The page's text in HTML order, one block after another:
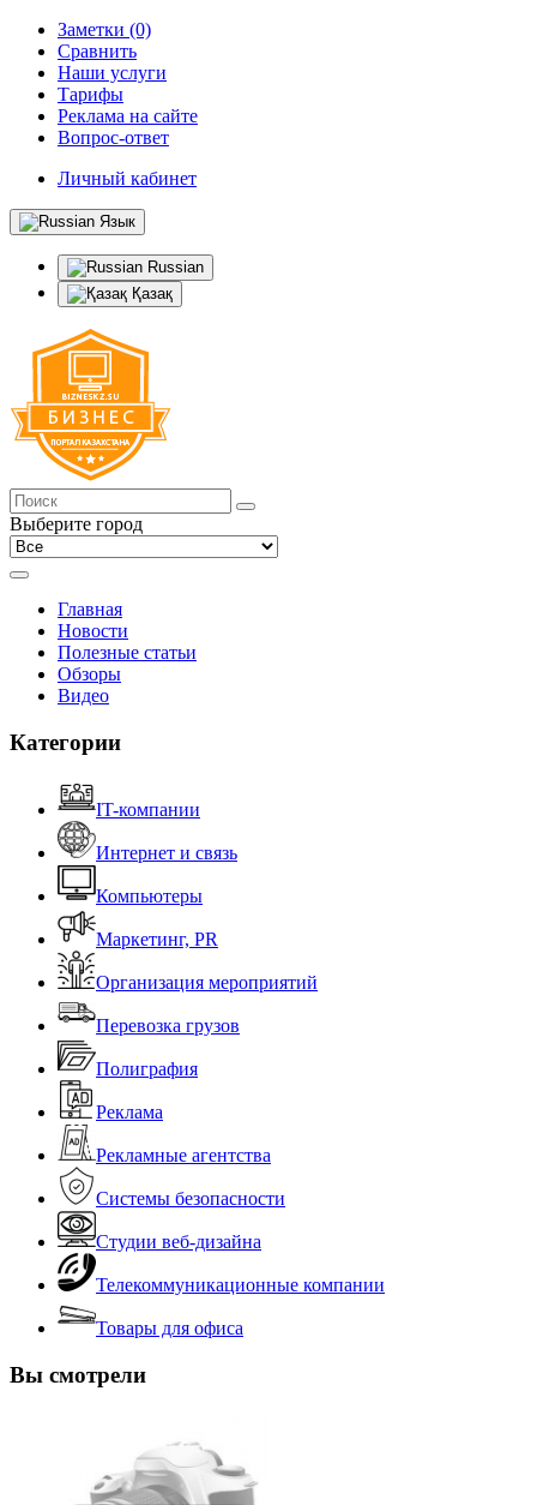
Заметки (0)
Сравнить
Наши услуги
Тарифы
Реклама на сайте
Вопрос-ответ
Личный кабинет
Язык
Russian
Қазақ
Выберите город
Главная
Новости
Полезные статьи
Обзоры
Видео
Категории
IT-компании
Интернет и связь
Компьютеры
Маркетинг, PR
Организация мероприятий
Перевозка грузов
Полиграфия
Реклама
Рекламные агентства
Системы безопасности
Студии веб-дизайна
Телекоммуникационные компании
Товары для офиса
Вы смотрели